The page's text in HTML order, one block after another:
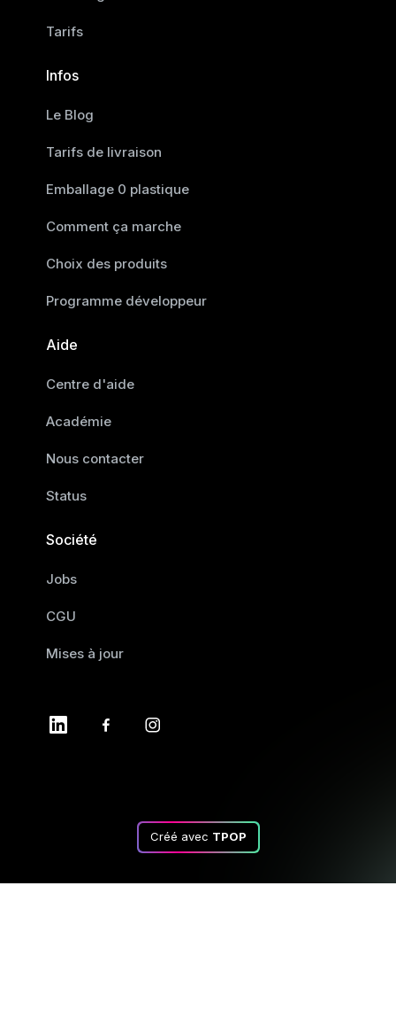
Tarifs
Infos
Le Blog
Tarifs de livraison
Emballage 0 plastique
Comment ça marche
Choix des produits
Programme développeur
Aide
Centre d'aide
Académie
Nous contacter
Status
Société
Jobs
CGU
Mises à jour
Créé avec TPOP